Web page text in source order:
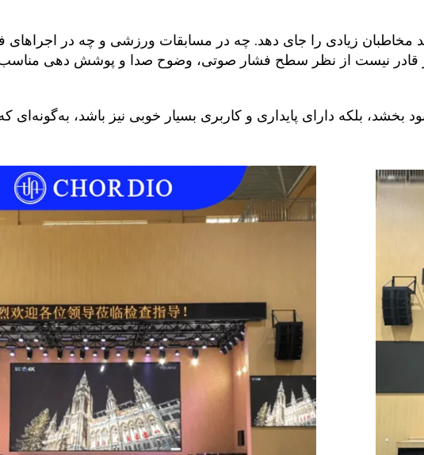
زیادی را جای دهد. چه در مسابقات ورزشی و چه در اجراهای
قادر نیست از نظر سطح فشار صوتی، وضوح صدا و پوشش دهی مناسب،
بلکه دارای پایداری و کاربری بسیار خوبی نیز باشد، به‌گونه‌ای